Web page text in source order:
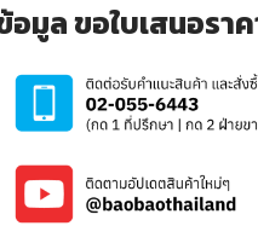
มูล ขอใบเสนอรา